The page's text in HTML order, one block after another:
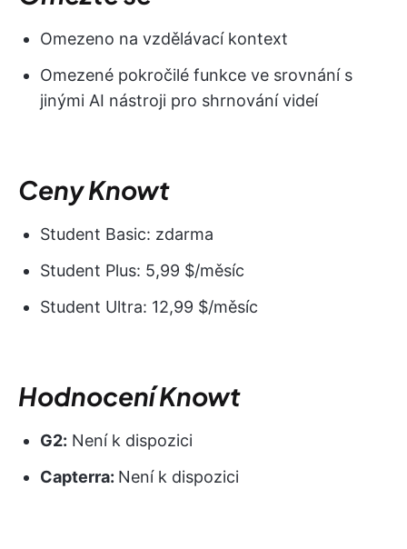
Omezeno na vzdělávací kontext
Omezené pokročilé funkce ve srovnání s
jinými AI nástroji pro shrnování videí
Ceny Knowt
Student Basic: zdarma
Student Plus: 5,99 $/měsíc
Student Ultra: 12,99 $/měsíc
Hodnocení Knowt
G2: Není k dispozici
Capterra: Není k dispozici